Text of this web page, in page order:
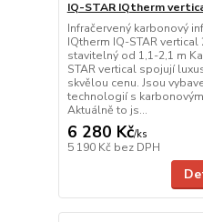
IQ-STAR IQtherm
Infračervený karbonový
IQtherm IQ-STAR
stavitelný od 1,1-2,1 m
STAR vertical spojují
skvělou cenu. Jsou
technologií s
Aktuálně to js...
6 280 Kč/ks
5 190 Kč bez DPH